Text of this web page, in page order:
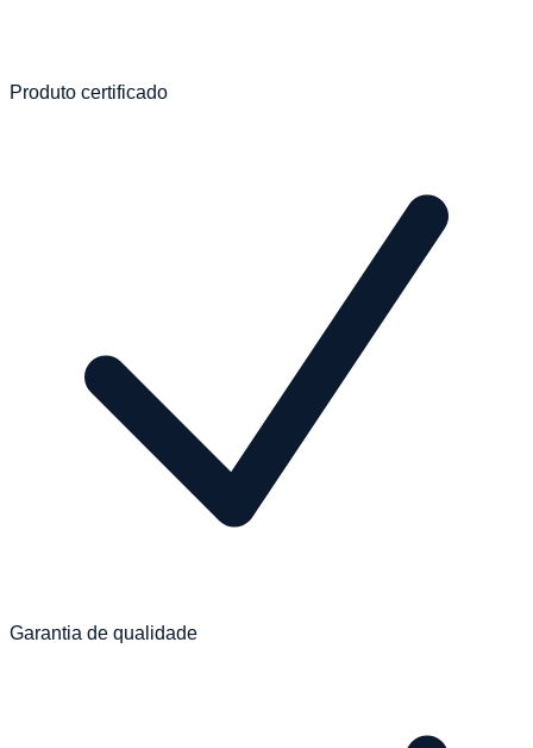
Produto certificado
Garantia de qualidade